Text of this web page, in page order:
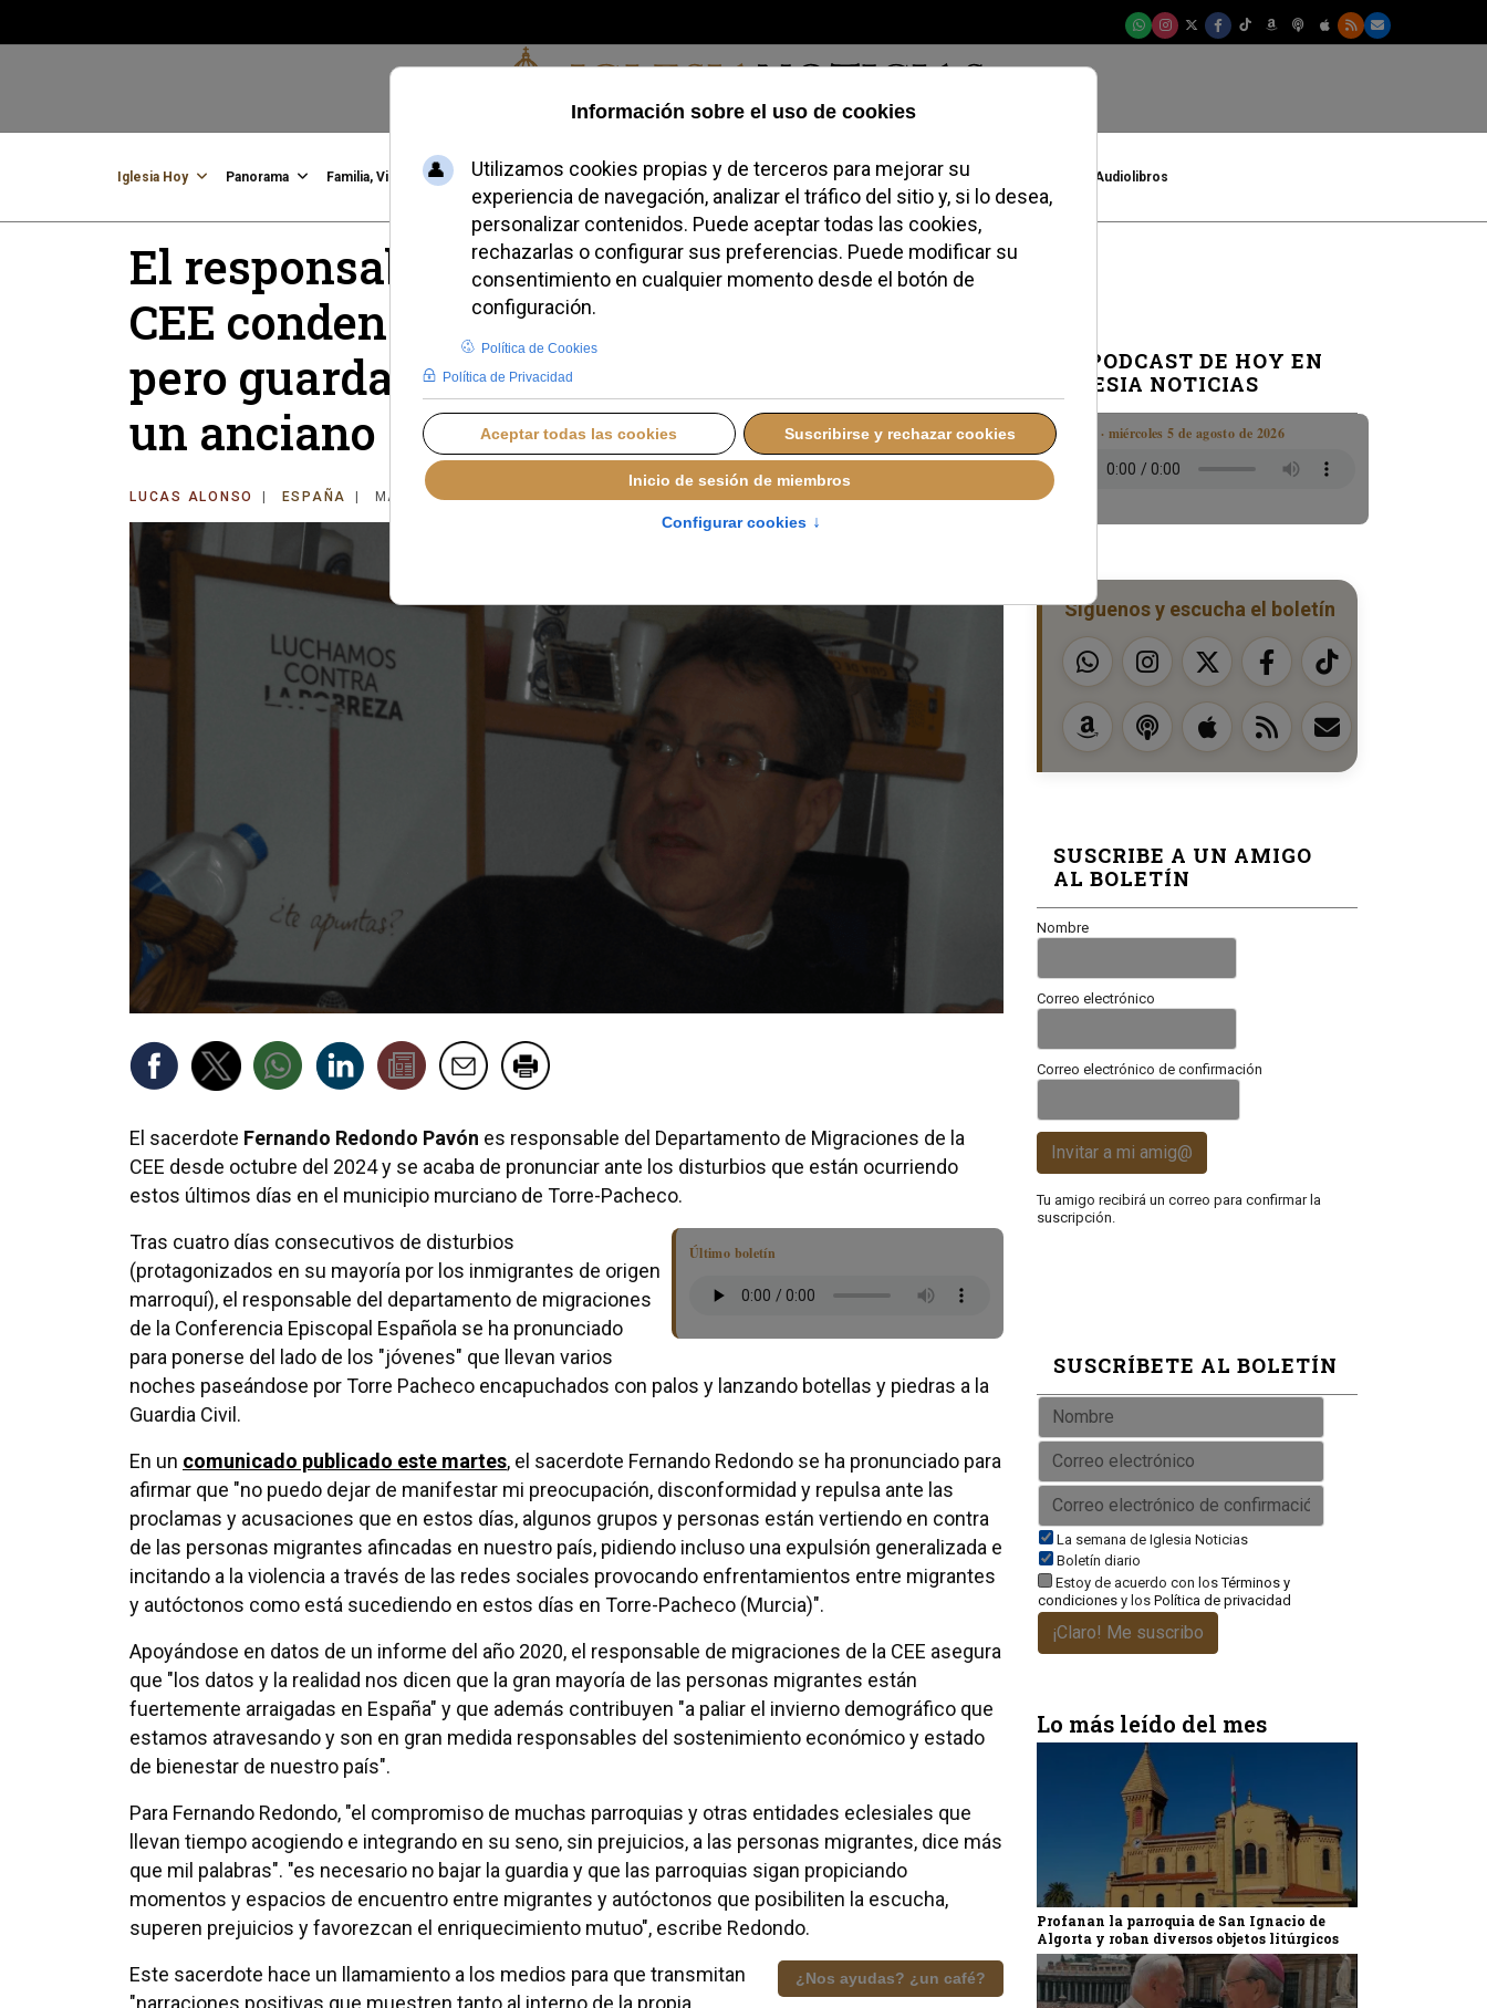
Viernes, 07 de agosto de 2026
Iglesia Hoy Panorama Familia, Vida, Identidad Credofobiómetro Blogs Temas Buscar #JovenesConFe Podcast Audiolibros
El responsable de Migraciones de la
CEE condena los ataques a inmigrantes
pero guarda silencio sobre la paliza a
un anciano
LUCAS ALONSO ESPAÑA MARTES, 15 JULIO 2025 11:03
El sacerdote Fernando Redondo Pavón es responsable del Departamento de Migraciones de la
CEE desde octubre del 2024 y se acaba de pronunciar ante los disturbios que están ocurriendo
estos últimos días en el municipio murciano de Torre-Pacheco.
Último boletín
Tras cuatro días consecutivos de disturbios
(protagonizados en su mayoría por los inmigrantes de origen
marroquí), el responsable del departamento de migraciones
de la Conferencia Episcopal Española se ha pronunciado
para ponerse del lado de los "jóvenes" que llevan varios
noches paseándose por Torre Pacheco encapuchados con palos y lanzando botellas y piedras a la
Guardia Civil.
En un comunicado publicado este martes, el sacerdote Fernando Redondo se ha pronunciado para
afirmar que "no puedo dejar de manifestar mi preocupación, disconformidad y repulsa ante las
proclamas y acusaciones que en estos días, algunos grupos y personas están vertiendo en contra
de las personas migrantes afincadas en nuestro país, pidiendo incluso una expulsión generalizada e
incitando a la violencia a través de las redes sociales provocando enfrentamientos entre migrantes
y autóctonos como está sucediendo en estos días en Torre-Pacheco (Murcia)".
Apoyándose en datos de un informe del año 2020, el responsable de migraciones de la CEE asegura
que "los datos y la realidad nos dicen que la gran mayoría de las personas migrantes están
fuertemente arraigadas en España" y que además contribuyen "a paliar el invierno demográfico que
estamos atravesando y son en gran medida responsables del sostenimiento económico y estado
de bienestar de nuestro país".
Para Fernando Redondo, "el compromiso de muchas parroquias y otras entidades eclesiales que
llevan tiempo acogiendo e integrando en su seno, sin prejuicios, a las personas migrantes, dice más
que mil palabras". "es necesario no bajar la guardia y que las parroquias sigan propiciando
momentos y espacios de encuentro entre migrantes y autóctonos que posibiliten la escucha,
superen prejuicios y favorezcan el enriquecimiento mutuo", escribe Redondo.
¿Nos ayudas? ¿un café?
Este sacerdote hace un llamamiento a los medios para que transmitan
EL PODCAST DE HOY EN
IGLESIA NOTICIAS
Boletín · miércoles 5 de agosto de 2026
Síguenos y escucha el boletín
SUSCRIBE A UN AMIGO
AL BOLETÍN
Nombre
Correo electrónico
Correo electrónico de confirmación
Invitar a mi amig@
Tu amigo recibirá un correo para confirmar la
suscripción.
SUSCRÍBETE AL BOLETÍN
La semana de Iglesia Noticias
Boletín diario
Estoy de acuerdo con losTérminos y
condiciones y los Política de privacidad
¡Claro! Me suscribo
Lo más leído del mes
Profanan la parroquia de San Ignacio de
Algorta y roban diversos objetos litúrgicos